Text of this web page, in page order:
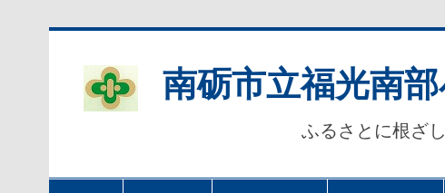
南砺市立福光南
ふるさとに根ざ